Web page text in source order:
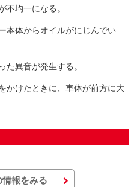
不均一になる。
本体からオイルがにじんでい
た異音が発生する。
かけたときに、車体が前方に大
報をみる